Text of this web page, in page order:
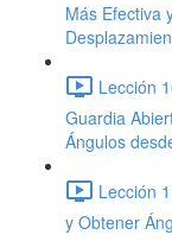
Más Efectiva
Lección
Guardia
Ángulos
Lección
y Obtener